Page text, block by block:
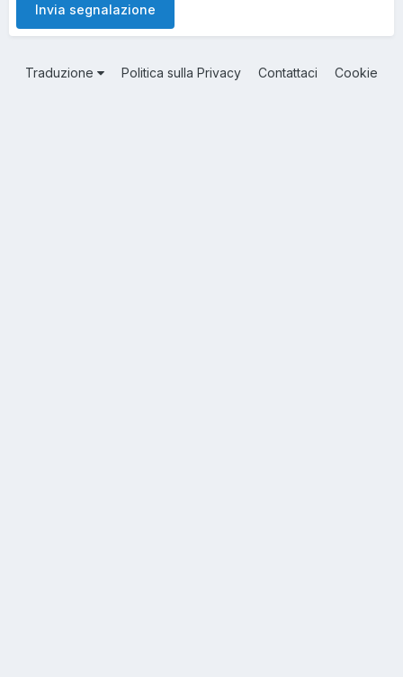
Invia segnalazione
Traduzione Politica sulla Privacy Contattaci Cookie